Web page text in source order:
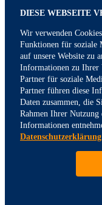
DIESE WEBSEITE
Wir verwenden
Funktionen für soziale
auf unsere Website zu
Informationen zu Ihrer
Partner für soziale
Partner führen diese
Daten zusammen, die
Rahmen Ihrer Nutzung
Informationen
Datenschutzerklärung